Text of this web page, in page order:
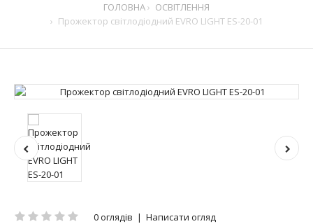
ГОЛОВНА
ОСВІТЛЕННЯ
Прожектор світлодіодний EVRO LIGHT ES-20-01
0 оглядів | Написати огляд